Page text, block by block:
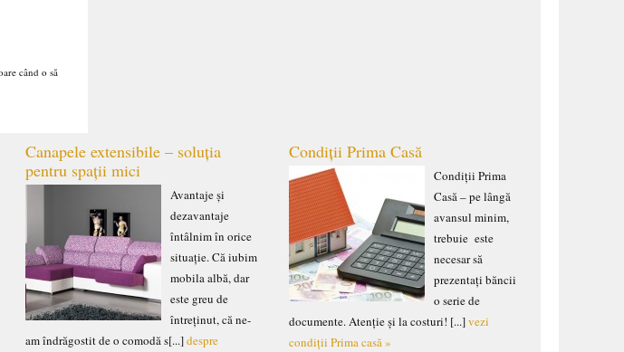
când o să
Canapele extensibile – soluția
pentru spații mici
Avantaje și
dezavantaje
întâlnim în orice
situație. Că iubim
mobila albă, dar
este greu de
întreținut, că ne-
am îndrăgostit de o comodă s[...]despre
Condiții Prima Casă
Condiții Prima
Casă – pe lângă
avansul minim,
trebuie este
necesar să
prezentați băncii
o serie de
documente. Atenție și la costuri! [...]vezi
condiții Prima casă »